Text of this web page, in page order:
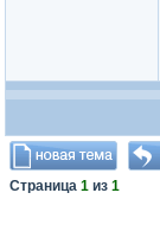
Страница 1 из 1